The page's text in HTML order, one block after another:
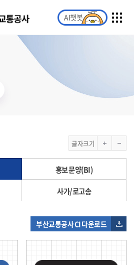
AI챗봇
글자크기
홍보 문양(BI)
사가/로고송
부산교통공사 CI 다운로드